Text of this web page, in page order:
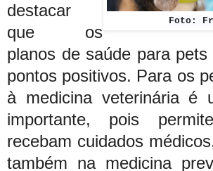
Foto:
destacar
que os
planos de saúde para
pontos positivos. Para os
à medicina veterinária é
importante, pois
recebam cuidados
também na medicina